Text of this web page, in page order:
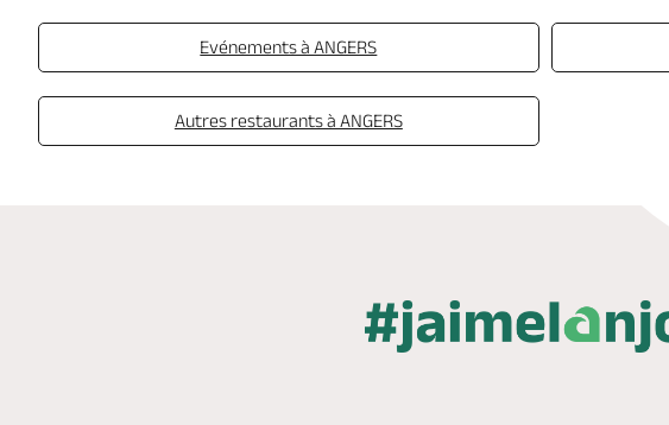
Evénements à ANGERS
Autres restaurants à ANGERS